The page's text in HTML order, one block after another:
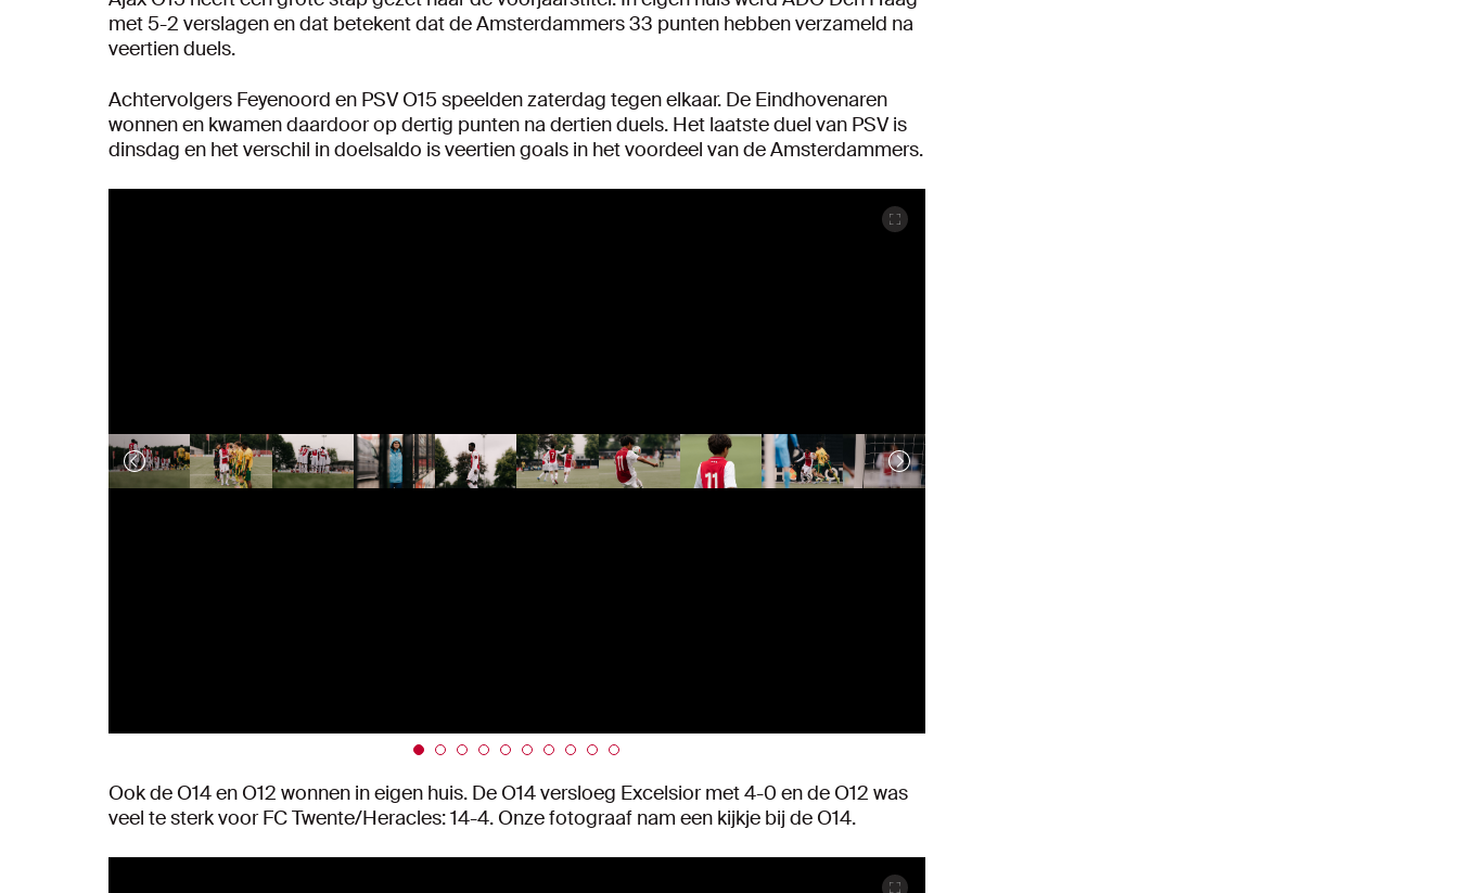
met 5-2 verslagen en dat betekent dat de Amsterdammers 33 punten hebben verzameld na
veertien duels.
Achtervolgers Feyenoord en PSV O15 speelden zaterdag tegen elkaar. De Eindhovenaren
wonnen en kwamen daardoor op dertig punten na dertien duels. Het laatste duel van PSV is
dinsdag en het verschil in doelsaldo is veertien goals in het voordeel van de Amsterdammers.
Ook de O14 en O12 wonnen in eigen huis. De O14 versloeg Excelsior met 4-0 en de O12 was
veel te sterk voor FC Twente/Heracles: 14-4. Onze fotograaf nam een kijkje bij de O14.